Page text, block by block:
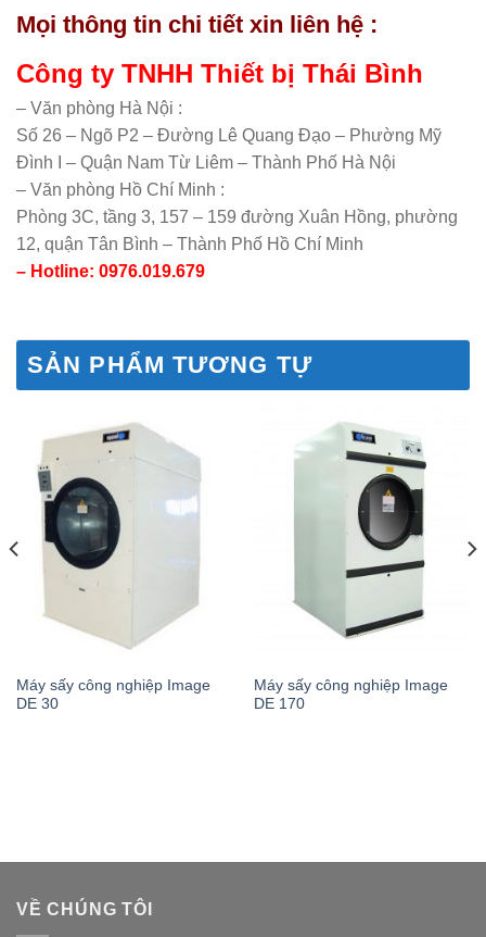
Mọi thông tin chi tiết xin liên hệ :
Công ty TNHH Thiết bị Thái Bình
– Văn phòng Hà Nội :
Số 26 – Ngõ P2 – Đường Lê Quang Đạo – Phường Mỹ
Đình I – Quận Nam Từ Liêm – Thành Phố Hà Nội
– Văn phòng Hồ Chí Minh :
Phòng 3C, tầng 3, 157 – 159 đường Xuân Hồng, phường
12, quận Tân Bình – Thành Phố Hồ Chí Minh
– Hotline: 0976.019.679
SẢN PHẨM TƯƠNG TỰ
Máy sấy công nghiệp Image
DE 30
Máy sấy công nghiệp Image
DE 170
VỀ CHÚNG TÔI